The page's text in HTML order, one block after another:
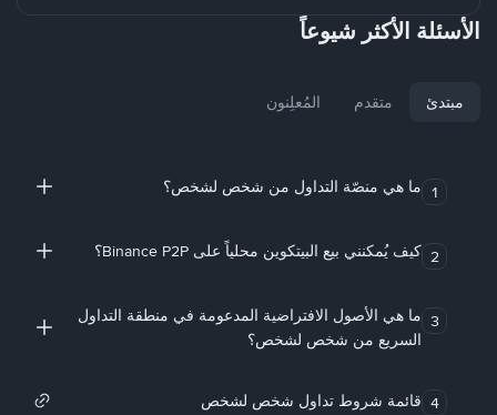
الأسئلة الأكثر شيوعاً
مبتدئ متقدم المُعلِنون
1 ما هي منصّة التداول من شخص لشخص؟
2 كيف يُمكنني بيع البيتكوين محلياً على Binance P2P؟
3 ما هي الأصول الافتراضية المدعومة في منطقة التداول
السريع من شخص لشخص؟
4 قائمة شروط تداول شخص لشخص